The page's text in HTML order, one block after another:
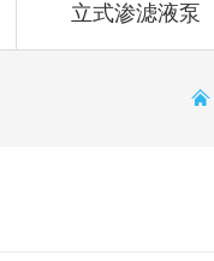
立式渗滤液泵